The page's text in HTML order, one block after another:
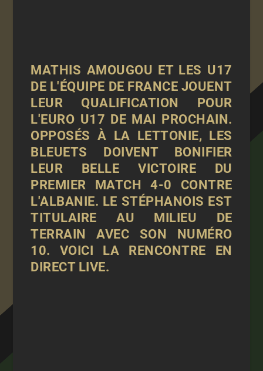
MATHIS AMOUGOU ET LES U17
DE L'ÉQUIPE DE FRANCE JOUENT
LEUR QUALIFICATION POUR
L'EURO U17 DE MAI PROCHAIN.
OPPOSÉS À LA LETTONIE, LES
BLEUETS DOIVENT BONIFIER
LEUR BELLE VICTOIRE DU
PREMIER MATCH 4-0 CONTRE
L'ALBANIE. LE STÉPHANOIS EST
TITULAIRE AU MILIEU DE
TERRAIN AVEC SON NUMÉRO
10. VOICI LA RENCONTRE EN
DIRECT LIVE.